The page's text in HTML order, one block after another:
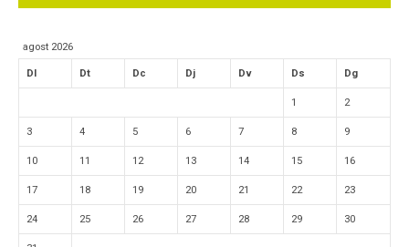
agost 2026
Dl Dt Dc Dj Dv Ds Dg
1 2
3 4 5 6 7 8 9
10 11 12 13 14 15 16
17 18 19 20 21 22 23
24 25 26 27 28 29 30